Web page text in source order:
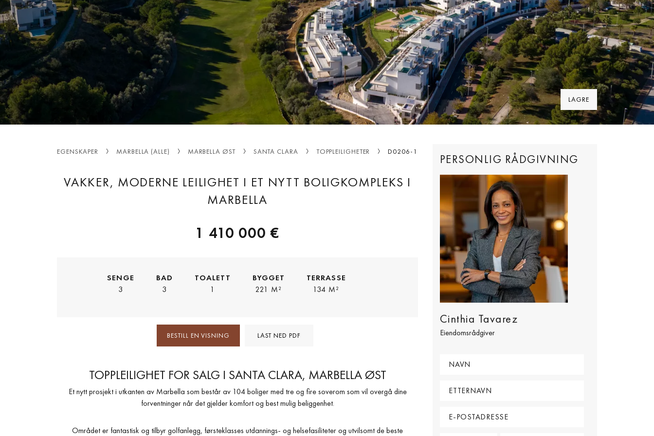
EGENSKAPER MARBELLA (ALLE) MARBELLA ØST SANTA CLARA TOPPLEILIGHETER D0206-1
LAGRE
VAKKER, MODERNE LEILIGHET I ET NYTT BOLIGKOMPLEKS I
MARBELLA
1 410 000 €
SENGE
3
BAD
3
TOALETT
1
BYGGET
221 M²
TERRASSE
134 M²
BESTILL EN VISNING LAST NED PDF
TOPPLEILIGHET FOR SALG I SANTA CLARA, MARBELLA ØST
Et nytt prosjekt i utkanten av Marbella som består av 104 boliger med tre og fire soverom som vil overgå dine
forventninger når det gjelder komfort og best mulig beliggenhet.
Området er fantastisk og tilbyr golfanlegg, førsteklasses utdannings- og helsefasiliteter og utvilsomt de beste
PERSONLIG RÅDGIVNING
Cinthia Tavarez
Eiendomsrådgiver